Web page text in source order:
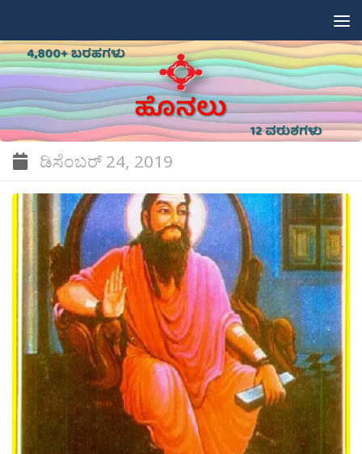
ಡಿಸೆಂಬರ್ 24, 2019